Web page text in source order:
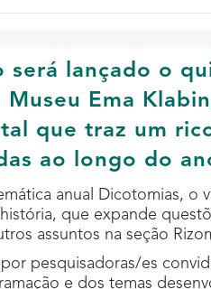
será lançado o
Museu Ema
que traz um
ao longo do
anual Dicotomias, o
que expande
assuntos na seção
pesquisadoras/es
e dos temas